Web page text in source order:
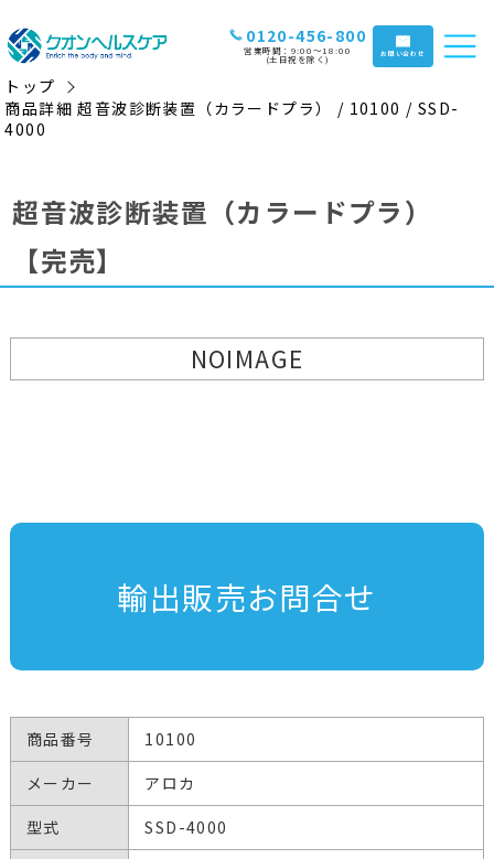
0120-456-800
営業時間：9:00〜18:00
(土日祝を除く) お問い合わせ
トップ
商品詳細 超音波診断装置（カラードプラ） / 10100 / SSD-
4000
超音波診断装置（カラードプラ）
【完売】
NOIMAGE
輸出販売お問合せ
商品番号
10100
メーカー
アロカ
型式
SSD-4000